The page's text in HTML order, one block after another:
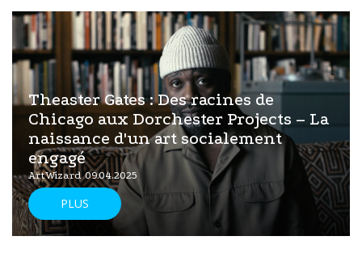
Theaster Gates : Des racines de
Chicago aux Dorchester Projects – La
naissance d'un art socialement
engagé
ArtWizard 09.04.2025
PLUS